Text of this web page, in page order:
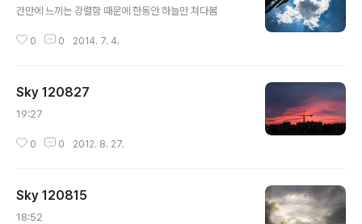
간만에 느끼는 강렬함 때문에 한동안 하늘만 쳐다봄
0 0 2014. 7. 4.
Sky 120827
19:27
0 0 2012. 8. 27.
Sky 120815
18:52